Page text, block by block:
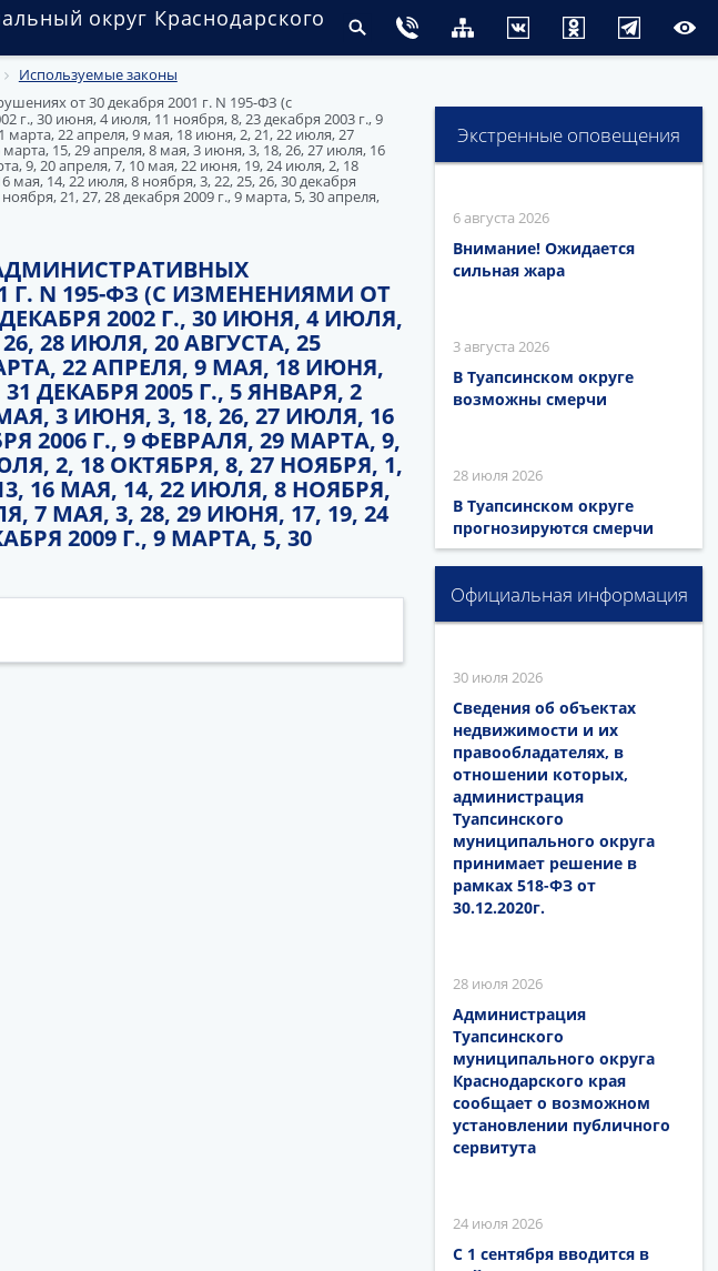
округ Краснодарского
Используемые законы
от 30 декабря 2001 г. N 195-ФЗ (с
г., 30 июня, 4 июля, 11 ноября, 8, 23 декабря 2003 г., 9
марта, 22 апреля, 9 мая, 18 июня, 2, 21, 22 июля, 27
15, 29 апреля, 8 мая, 3 июня, 3, 18, 26, 27 июля, 16
9, 20 апреля, 7, 10 мая, 22 июня, 19, 24 июля, 2, 18
мая, 14, 22 июля, 8 ноября, 3, 22, 25, 26, 30 декабря
21, 27, 28 декабря 2009 г., 9 марта, 5, 30 апреля,
Г. N 195-ФЗ (С ИЗМЕНЕНИЯМИ ОТ
2002 Г., 30 ИЮНЯ, 4 ИЮЛЯ,
28 ИЮЛЯ, 20 АВГУСТА, 25
22 АПРЕЛЯ, 9 МАЯ, 18 ИЮНЯ,
ДЕКАБРЯ 2005 Г., 5 ЯНВАРЯ, 2
3 ИЮНЯ, 3, 18, 26, 27 ИЮЛЯ, 16
2006 Г., 9 ФЕВРАЛЯ, 29 МАРТА, 9,
2, 18 ОКТЯБРЯ, 8, 27 НОЯБРЯ, 1,
16 МАЯ, 14, 22 ИЮЛЯ, 8 НОЯБРЯ,
7 МАЯ, 3, 28, 29 ИЮНЯ, 17, 19, 24
2009 Г., 9 МАРТА, 5, 30
Экстренные оповещения
6 августа 2026
Внимание! Ожидается
сильная жара
3 августа 2026
В Туапсинском округе
возможны смерчи
28 июля 2026
В Туапсинском округе
прогнозируются смерчи
Официальная информация
30 июля 2026
Сведения об объектах
недвижимости и их
правообладателях, в
отношении которых,
администрация
Туапсинского
муниципального округа
принимает решение в
рамках 518-ФЗ от
30.12.2020г.
28 июля 2026
Администрация
Туапсинского
муниципального округа
Краснодарского края
сообщает о возможном
установлении публичного
сервитута
24 июля 2026
С 1 сентября вводится в